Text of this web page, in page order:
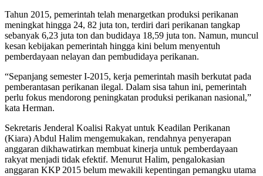
Tahun 2015, pemerintah telah menargetkan produksi perikanan
meningkat hingga 24, 82 juta ton, terdiri dari perikanan tangkap
sebanyak 6,23 juta ton dan budidaya 18,59 juta ton. Namun, muncul
kesan kebijakan pemerintah hingga kini belum menyentuh
pemberdayaan nelayan dan pembudidaya perikanan.
“Sepanjang semester I-2015, kerja pemerintah masih berkutat pada
pemberantasan perikanan ilegal. Dalam sisa tahun ini, pemerintah
perlu fokus mendorong peningkatan produksi perikanan nasional,”
kata Herman.
Sekretaris Jenderal Koalisi Rakyat untuk Keadilan Perikanan
(Kiara) Abdul Halim mengemukakan, rendahnya penyerapan
anggaran dikhawatirkan membuat kinerja untuk pemberdayaan
rakyat menjadi tidak efektif. Menurut Halim, pengalokasian
anggaran KKP 2015 belum mewakili kepentingan pemangku utama